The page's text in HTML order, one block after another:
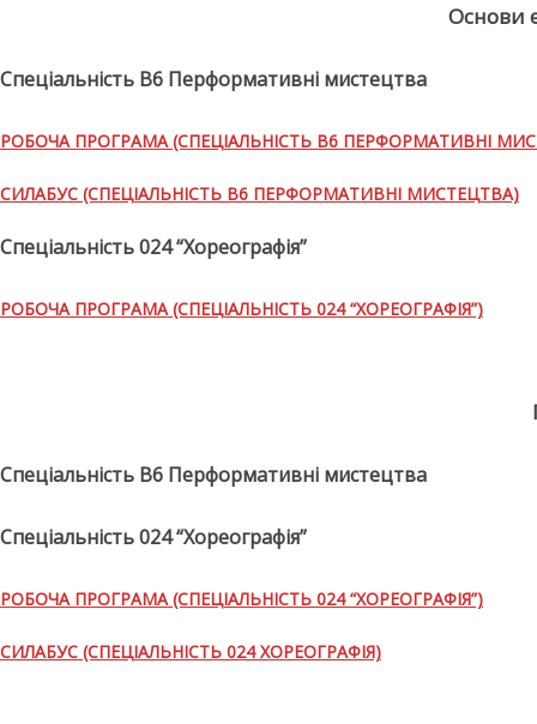
Основи
Спеціальність В6 Перформативні мистецтва
РОБОЧА ПРОГРАМА (СПЕЦІАЛЬНІСТЬ В6 ПЕРФОРМАТИВНІ
СИЛАБУС (СПЕЦІАЛЬНІСТЬ В6 ПЕРФОРМАТИВНІ МИСТЕЦТВА)
Спеціальність 024 “Хореографія”
РОБОЧА ПРОГРАМА (СПЕЦІАЛЬНІСТЬ 024 “ХОРЕОГРАФІЯ”)
Спеціальність В6 Перформативні мистецтва
Спеціальність 024 “Хореографія”
РОБОЧА ПРОГРАМА (СПЕЦІАЛЬНІСТЬ 024 “ХОРЕОГРАФІЯ”)
СИЛАБУС (СПЕЦІАЛЬНІСТЬ 024 ХОРЕОГРАФІЯ)